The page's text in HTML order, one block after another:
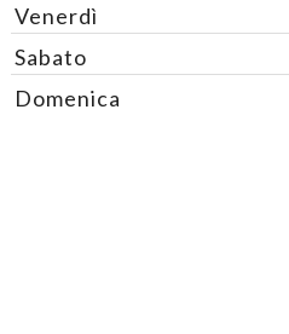
Venerdì
Sabato
Domenica